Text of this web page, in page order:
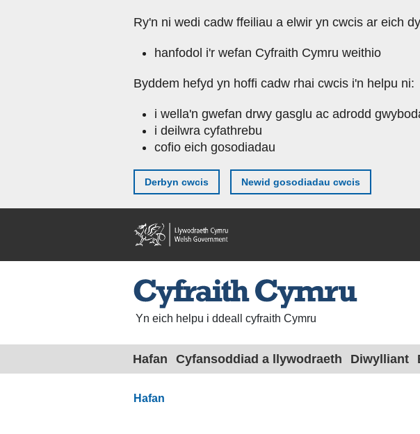
Ry'n ni wedi cadw ffeiliau a elwir yn cwcis ar eich
hanfodol i'r wefan Cyfraith Cymru weithio
Byddem hefyd yn hoffi cadw rhai cwcis i'n helpu ni:
i wella'n gwefan drwy gasglu ac adrodd
i deilwra cyfathrebu
cofio eich gosodiadau
Derbyn cwcis Newid gosodiadau cwcis
Yn eich helpu i ddeall cyfraith Cymru
Hafan Cyfansoddiad a llywodraeth Diwylliant
Hafan